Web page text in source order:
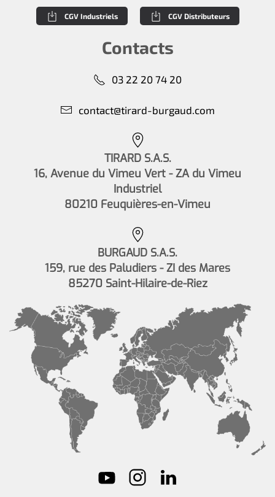
CGV Industriels CGV Distributeurs
Contacts
03 22 20 74 20
contact@tirard-burgaud.com
TIRARD S.A.S.
16, Avenue du Vimeu Vert - ZA du Vimeu
Industriel
80210 Feuquières-en-Vimeu
BURGAUD S.A.S.
159, rue des Paludiers - ZI des Mares
85270 Saint-Hilaire-de-Riez